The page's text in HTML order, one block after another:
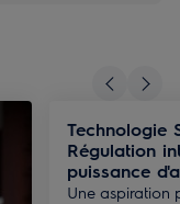
Technologie
Régulation
puissance
Une aspiration